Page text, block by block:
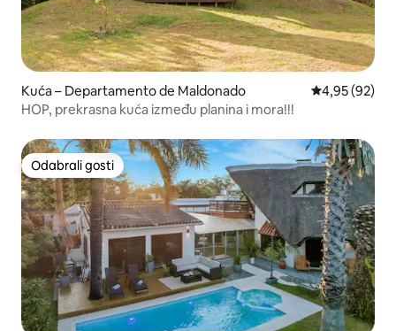
Kuća – Departamento de Maldonado Prosječna
4,95 (92)
HOP, prekrasna kuća između planina i mora!!!
Odabrali gosti
Odabrali gosti